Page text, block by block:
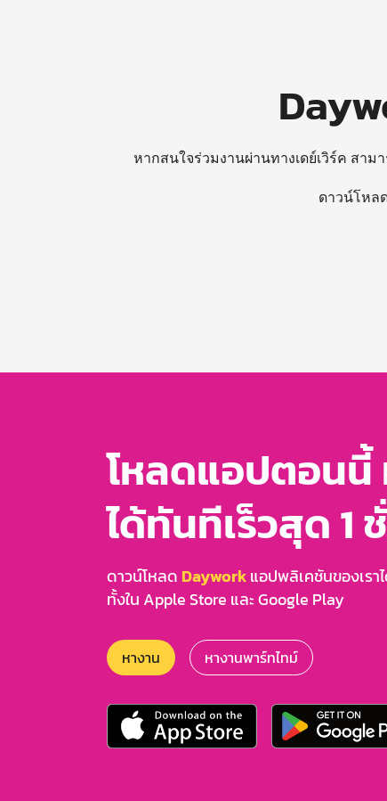
หากสนใจร่วมงานผ่านทางเดย์เวิร์ค สา
ดาวน์โหล
โหลดแอปตอนนี้
ได้ทันทีเร็วสุด 1
ดาวน์โหลด Dayworkแอปพลิเคชันของเรา
ทั้งใน Apple Store และ Google Play
หางาน หางานพาร์ทไทม์